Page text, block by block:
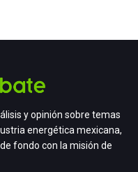
y opinión sobre temas
energética mexicana,
fondo con la misión de